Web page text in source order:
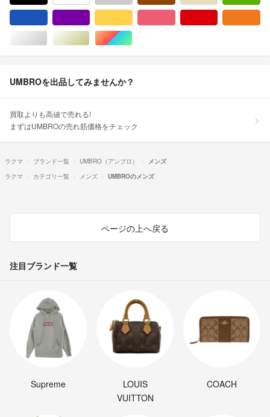
シルバー/銀色系ゴールド/金色系マルチカラー
UMBROを出品してみませんか？
買取よりも高値で売れる!
まずはUMBROの売れ筋価格をチェック
ラクマ ブランド一覧 UMBRO（アンブロ）
メンズ
ラクマ
カテゴリ一覧 メンズ UMBROのメンズ
ページの上へ戻る
注目ブランド一覧
Supreme
LOUIS
VUITTON
COACH